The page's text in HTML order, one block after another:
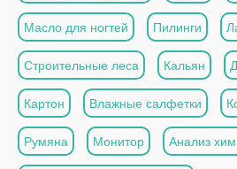
Масло для ногтей Пилинги
Строительные леса Кальян
Картон Влажные салфетки
Румяна Монитор Анализ